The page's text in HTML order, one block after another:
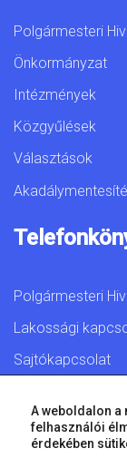
Polgármesteri
Önkormányzat
Intézmények
Közgyűlések
Választások
Polgármesteri
Lakossági
Sajtókapcsolat
© 2026 Győr
A weboldalon a
felhasználói
érdekében